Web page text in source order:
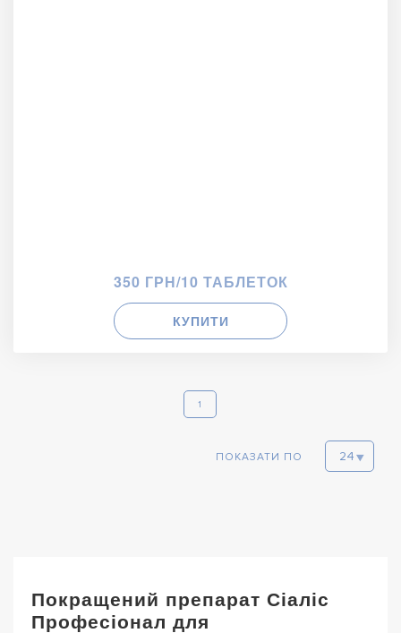
350 ГРН/10 ТАБЛЕТОК
КУПИТИ
1
ПОКАЗАТИ ПО
Покращений препарат Сіаліс
Професіонал для